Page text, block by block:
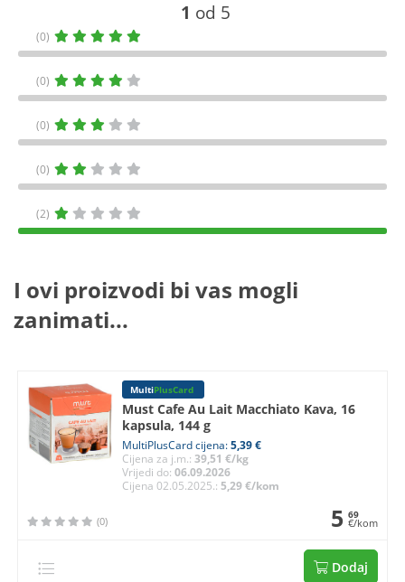
1 od 5
(0)
(0)
(0)
(0)
(2)
I ovi proizvodi bi vas mogli
zanimati...
MultiPlusCard
Must Cafe Au Lait Macchiato Kava, 16
kapsula, 144 g
MultiPlusCard cijena:5,39 €
Cijena za j.m.: 39,51 €/kg
Vrijedi do: 06.09.2026
Cijena 02.05.2025.: 5,29 €/kom
(0) 5 69
€/kom
Dodaj